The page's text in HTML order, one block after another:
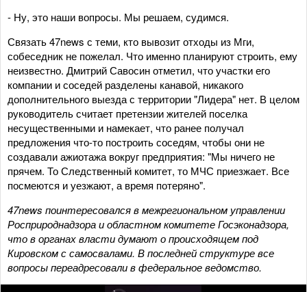
- Ну, это наши вопросы. Мы решаем, судимся.
Связать 47news с теми, кто вывозит отходы из Мги,
собеседник не пожелал. Что именно планируют строить, ему
неизвестно. Дмитрий Савосин отметил, что участки его
компании и соседей разделены канавой, никакого
дополнительного выезда с территории "Лидера" нет. В целом
руководитель считает претензии жителей поселка
несущественными и намекает, что ранее получал
предложения что-то построить соседям, чтобы они не
создавали ажиотажа вокруг предприятия: "Мы ничего не
прячем. То Следственный комитет, то МЧС приезжает. Все
посмеются и уезжают, а время потеряно".
47news поинтересовался в межрегиональном управлении
Росприроднадзора и областном комитете Госэконадзора,
что в органах власти думают о происходящем под
Кировском с самосвалами. В последней структуре все
вопросы переадресовали в федеральное ведомство.